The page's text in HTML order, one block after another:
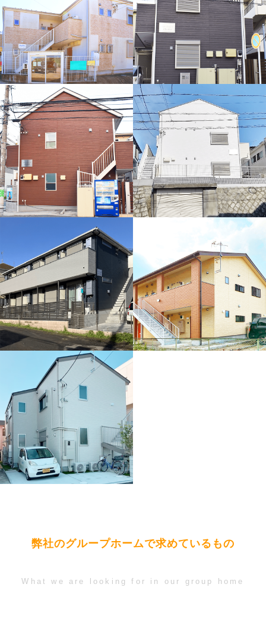
弊社のグループホームで求めているもの
What we are looking for in our group home